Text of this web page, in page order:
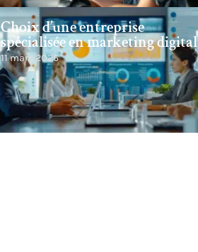
Choix d’une entreprise
spécialisée en marketing digital
11 mars 2026